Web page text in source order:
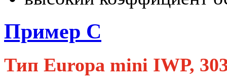
Пример C
Тип Europa mini IWP,